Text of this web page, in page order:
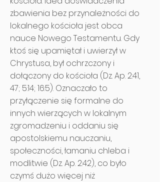
zbawienia bez przynależności do
lokalnego kościoła jest obca
nauce Nowego Testamentu. Gdy
ktoś się upamiętał i uwierzył w
Chrystusa, był ochrzczony i
dołączony do kościoła (Dz. Ap. 2:41,
47; 5:14; 16:5). Oznaczało to
przyłączenie się formalne do
innych wierzących w lokalnym
zgromadzeniu i oddaniu się
apostolskiemu nauczaniu,
społeczności, łamaniu chleba i
modlitwie (Dz. Ap. 2:42), co było
czymś dużo więcej niż